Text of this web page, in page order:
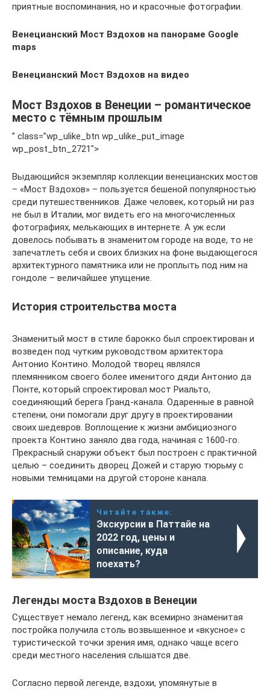
приятные воспоминания, но и красочные фотографии.
Венецианский Мост Вздохов на панораме Google
maps
Венецианский Мост Вздохов на видео
Мост Вздохов в Венеции – романтическое
место с тёмным прошлым
” class=”wp_ulike_btn wp_ulike_put_image
wp_post_btn_2721″>
Выдающийся экземпляр коллекции венецианских мостов
– «Мост Вздохов» – пользуется бешеной популярностью
среди путешественников. Даже человек, который ни раз
не был в Италии, мог видеть его на многочисленных
фотографиях, мелькающих в интернете. А уж если
довелось побывать в знаменитом городе на воде, то не
запечатлеть себя и своих близких на фоне выдающегося
архитектурного памятника или не проплыть под ним на
гондоле – величайшее упущение.
История строительства моста
Знаменитый мост в стиле барокко был спроектирован и
возведен под чутким руководством архитектора
Антонио Контино. Молодой творец являлся
племянником своего более именитого дяди Антонио да
Понте, который спроектировал мост Риальто,
соединяющий берега Гранд-канала. Одаренные в равной
степени, они помогали друг другу в проектировании
своих шедевров. Воплощение к жизни амбициозного
проекта Контино заняло два года, начиная с 1600-го.
Прекрасный снаружи объект был построен с практичной
целью – соединить дворец Дожей и старую тюрьму с
новыми темницами на другой стороне канала.
Читайте также:
Экскурсии в Паттайе на
2022 год, цены и
описание, куда
поехать?
Легенды моста Вздохов в Венеции
Существует немало легенд, как всемирно знаменитая
постройка получила столь возвышенное и «вкусное» с
туристической точки зрения имя, однако чаще всего
среди местного населения слышатся две.
Согласно первой легенде, вздохи, упомянутые в